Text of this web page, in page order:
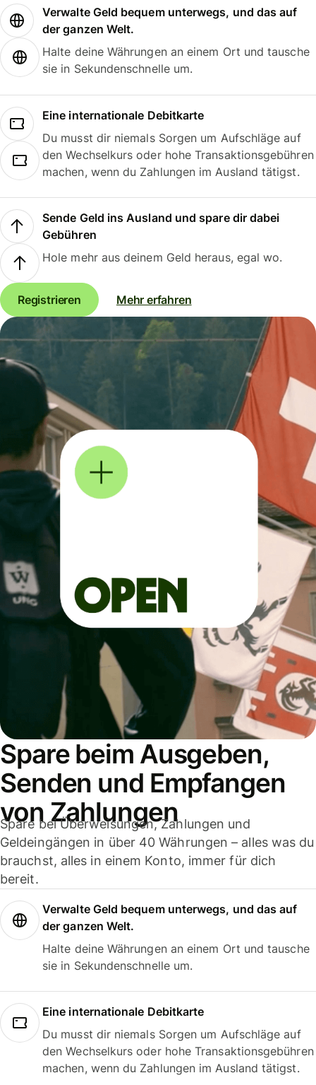
Verwalte Geld bequem unterwegs, und das auf
der ganzen Welt.
Halte deine Währungen an einem Ort und tausche
sie in Sekundenschnelle um.
Eine internationale Debitkarte
Du musst dir niemals Sorgen um Aufschläge auf
den Wechselkurs oder hohe Transaktionsgebühren
machen, wenn du Zahlungen im Ausland tätigst.
Sende Geld ins Ausland und spare dir dabei
Gebühren
Hole mehr aus deinem Geld heraus, egal wo.
Registrieren Mehr erfahren
Spare beim Ausgeben,
Senden und Empfangen
von Zahlungen
Spare bei Überweisungen, Zahlungen und
Geldeingängen in über 40 Währungen – alles was du
brauchst, alles in einem Konto, immer für dich
bereit.
Verwalte Geld bequem unterwegs, und das auf
der ganzen Welt.
Halte deine Währungen an einem Ort und tausche
sie in Sekundenschnelle um.
Eine internationale Debitkarte
Du musst dir niemals Sorgen um Aufschläge auf
den Wechselkurs oder hohe Transaktionsgebühren
machen, wenn du Zahlungen im Ausland tätigst.